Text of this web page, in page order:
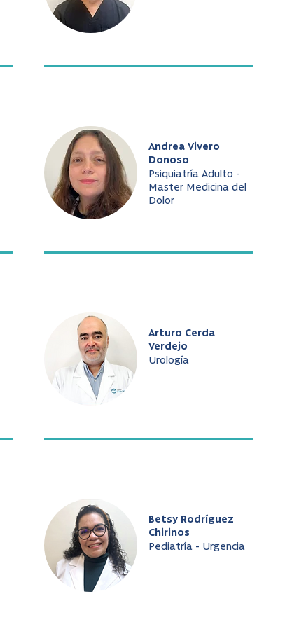
Andrea Vivero
Donoso
Psiquiatría Adulto -
Master Medicina del
Dolor
Arturo Cerda
Verdejo
Urología
Betsy Rodríguez
Chirinos
Pediatría - Urgencia